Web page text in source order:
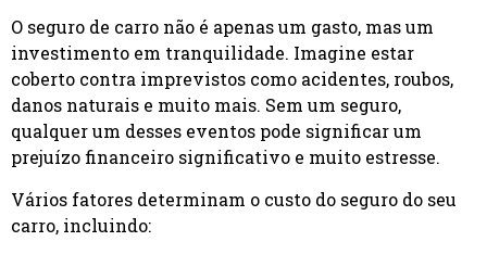
O seguro de carro não é apenas um gasto, mas um
investimento em tranquilidade. Imagine estar
coberto contra imprevistos como acidentes, roubos,
danos naturais e muito mais. Sem um seguro,
qualquer um desses eventos pode significar um
prejuízo financeiro significativo e muito estresse.
Vários fatores determinam o custo do seguro do seu
carro, incluindo: